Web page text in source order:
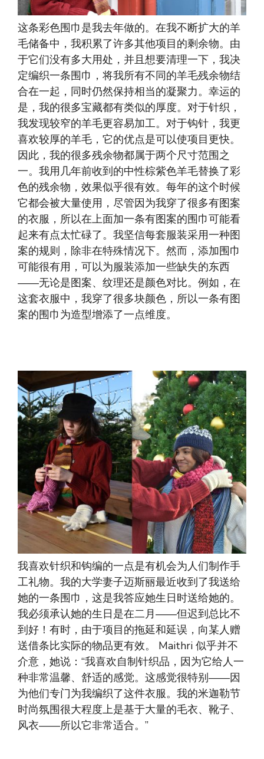
这条彩色围巾是我去年做的。在我不断扩大的羊
毛储备中，我积累了许多其他项目的剩余物。由
于它们没有多大用处，并且想要清理一下，我决
定编织一条围巾，将我所有不同的羊毛残余物结
合在一起，同时仍然保持相当的凝聚力。幸运的
是，我的很多宝藏都有类似的厚度。对于针织，
我发现较窄的羊毛更容易加工。对于钩针，我更
喜欢较厚的羊毛，它的优点是可以使项目更快。
因此，我的很多残余物都属于两个尺寸范围之
一。我用几年前收到的中性棕紫色羊毛替换了彩
色的残余物，效果似乎很有效。每年的这个时候
它都会被大量使用，尽管因为我穿了很多有图案
的衣服，所以在上面加一条有图案的围巾可能看
起来有点太忙碌了。我坚信每套服装采用一种图
案的规则，除非在特殊情况下。然而，添加围巾
可能很有用，可以为服装添加一些缺失的东西
——无论是图案、纹理还是颜色对比。例如，在
这套衣服中，我穿了很多块颜色，所以一条有图
案的围巾为造型增添了一点维度。
我喜欢针织和钩编的一点是有机会为人们制作手
工礼物。我的大学妻子迈斯丽最近收到了我送给
她的一条围巾，这是我答应她生日时送给她的。
我必须承认她的生日是在二月——但迟到总比不
到好！有时，由于项目的拖延和延误，向某人赠
送借条比实际的物品更有效。 Maithri 似乎并不
介意，她说：“我喜欢自制针织品，因为它给人一
种非常温馨、舒适的感觉。这感觉很特别——因
为他们专门为我编织了这件衣服。我的米迦勒节
时尚氛围很大程度上是基于大量的毛衣、靴子、
风衣——所以它非常适合。”